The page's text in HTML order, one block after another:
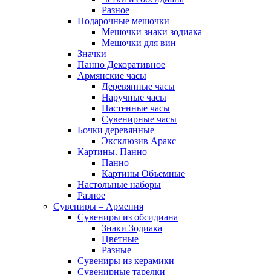
Разное
Подарочные мешочки
Мешочки знаки зодиака
Мешочки для вин
Значки
Панно Декоративное
Армянские часы
Деревянные часы
Наручные часы
Настенные часы
Сувенирные часы
Бочки деревянные
Эксклюзив Аракс
Картины. Панно
Панно
Картины Объемные
Настольные наборы
Разное
Сувениры – Армения
Сувениры из обсидиана
Знаки Зодиака
Цветные
Разные
Сувениры из керамики
Сувенирные тарелки